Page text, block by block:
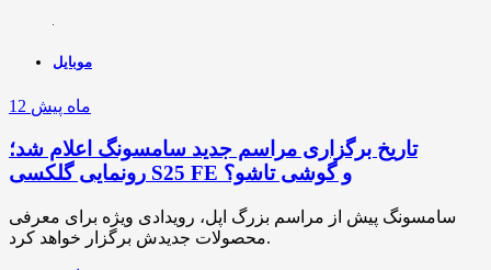
موبایل
12 ماه پیش
تاریخ برگزاری مراسم جدید سامسونگ اعلام شد؛
رونمایی گلکسی S25 FE و گوشی تاشو؟
سامسونگ پیش از مراسم بزرگ اپل، رویدادی ویژه برای معرفی
محصولات جدیدش برگزار خواهد کرد.